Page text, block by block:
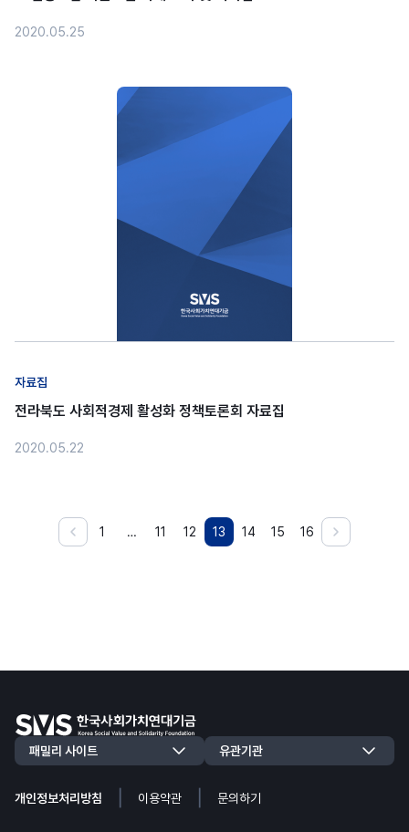
2020.05.25
자료집
전라북도 사회적경제 활성화 정책토론회 자료집
2020.05.22
1 … 11 12 13 14 15 16
개인정보처리방침 이용약관 문의하기